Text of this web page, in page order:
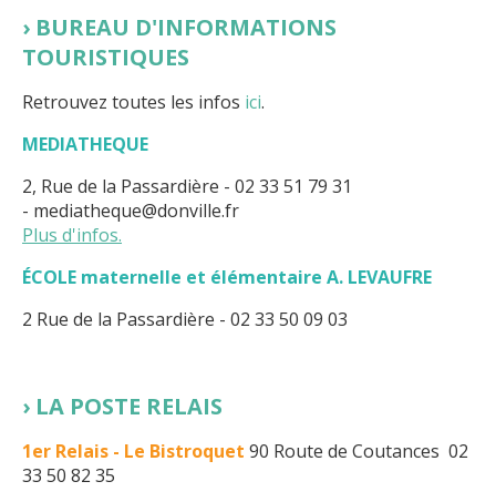
BUREAU D'INFORMATIONS
TOURISTIQUES
Retrouvez toutes les infos ici.
MEDIATHEQUE
2, Rue de la Passardière - 02 33 51 79 31
- mediatheque@donville.fr
Plus d'infos.
ÉCOLE maternelle et élémentaire A. LEVAUFRE
2 Rue de la Passardière - 02 33 50 09 03
LA POSTE RELAIS
1er Relais - Le Bistroquet 90 Route de Coutances 02
33 50 82 35